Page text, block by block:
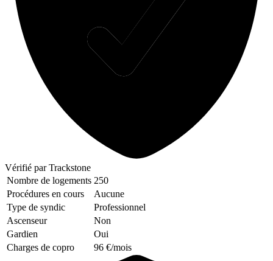
Vérifié par Trackstone
Nombre de logements 250
Procédures en cours
Aucune
Type de syndic
Professionnel
Ascenseur
Non
Gardien
Oui
Charges de copro
96 €/mois